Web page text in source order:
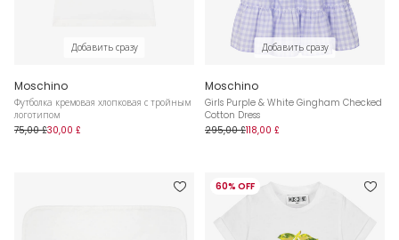
Добавить сразу
Moschino
Футболка кремовая хлопковая с тройным
логотипом
75,00 £30,00 £
Добавить сразу
Moschino
Girls Purple & White Gingham Checked
Cotton Dress
295,00 £118,00 £
60% OFF